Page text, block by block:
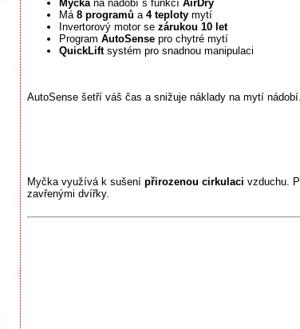
Myčka na nádobí s funkcí AirDry
Má 8 programů a 4 teploty mytí
Invertorový motor se zárukou 10 let
Program AutoSense pro chytré mytí
QuickLiftsystém pro snadnou manipulaci
AutoSense šetří váš čas a snižuje náklady na mytí nádobí.
Myčka využívá k sušení přirozenou cirkulaci vzduchu.
zavřenými dvířky.